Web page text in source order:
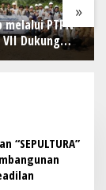
»
melalui PTPN
Dukung
Kompetensi
“SEPULTURA”